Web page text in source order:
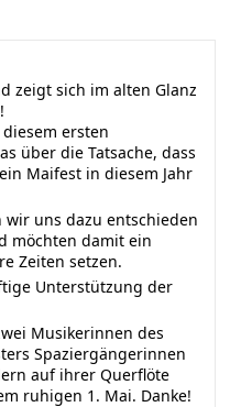
zeigt sich im alten Glanz
ersten
über die Tatsache, dass
Maifest in diesem Jahr
wir uns dazu entschieden
möchten damit ein
Zeiten setzen.
Unterstützung der
Musikerinnen des
Spaziergängerinnen
auf ihrer Querflöte
ruhigen 1. Mai. Danke!